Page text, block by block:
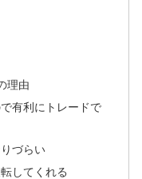
理由
有利にトレードで
づらい
してくれる